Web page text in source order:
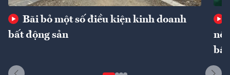
Bãi bỏ một số điều kiện kinh doanh
bất động sản